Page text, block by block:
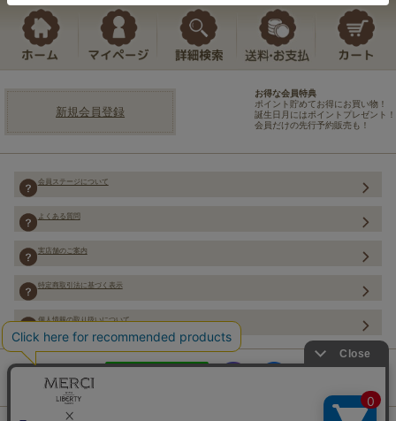
新規会員登録
お得な会員特典
ポイント貯めてお得にお買い物！
誕生日月にはポイントプレゼント！
会員だけの先行予約販売も！
会員ステージについて
よくある質問
実店舗のご案内
特定商取引法に基づく表示
個人情報の取り扱いについて